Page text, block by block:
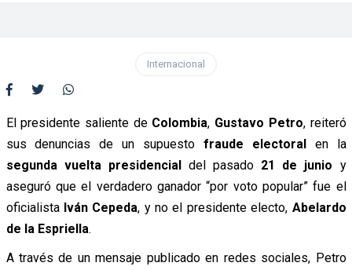
Internacional
El presidente saliente de Colombia, Gustavo Petro, reiteró
sus denuncias de un supuesto fraude electoralen la
segunda vuelta presidencialdel pasado 21 de junio y
aseguró que el verdadero ganador “por voto popular” fue el
oficialista Iván Cepeda, y no el presidente electo, Abelardo
de la Espriella.
A través de un mensaje publicado en redes sociales, Petro